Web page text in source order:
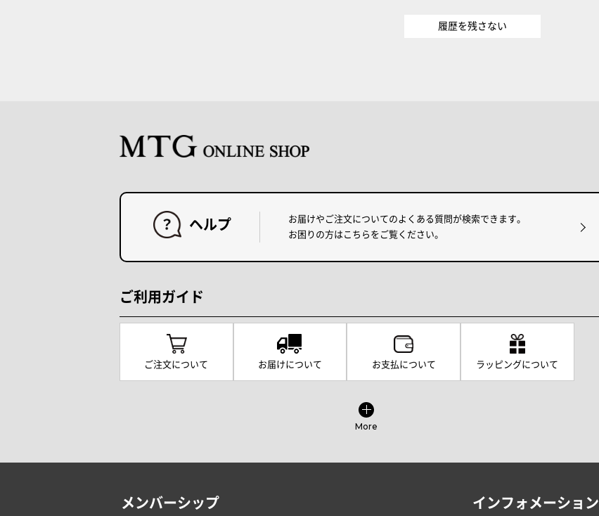
履歴を残さない
ヘルプ
お届けやご注文についてのよくある質問が検索できます。
お困りの方はこちらをご覧ください。
ご利用ガイド
ご注文について お届けについて お支払について ラッピングについて
More
メンバーシップ インフォメーション